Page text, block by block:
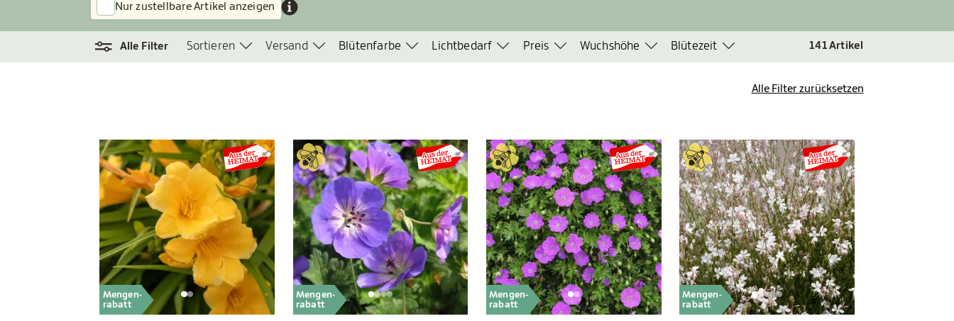
Nur zustellbare Artikel anzeigen
Alle Filter Sortieren Versand Blütenfarbe Lichtbedarf Preis Wuchshöhe Blütezeit 141Artikel
Alle Filter zurücksetzen
Mengen-
rabatt
Mengen-
rabatt
Mengen-
rabatt
Mengen-
rabatt